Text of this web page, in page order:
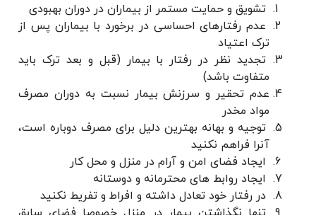
تشویق و حمایت مستمر از بیماران در دوران بهبودی
عدم رفتارهای احساسی در برخورد با بیماران پس از
ترک اعتیاد
تجدید نظر در رفتار با بیمار (قبل و بعد ترک باید
متفاوت باشد)
عدم تحقیر و سرزنش بیمار نسبت به دوران مصرف
مواد مخدر
توجیه و بهانه بهترین دلیل برای مصرف دوباره است،
آنرا فراهم نکنید
ایجاد فضای امن و آرام در منزل و محل کار
ایجاد روابط های محترمانه و دوستانه
در رفتار خود تعادل داشته و افراط و تفریط نکنید